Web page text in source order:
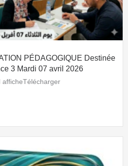
PÉDAGOGIQUE Destinée
3 Mardi 07 avril 2026
afficheTélécharger